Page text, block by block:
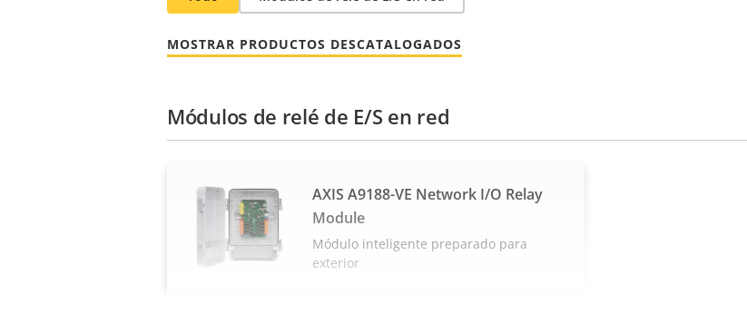
MOSTRAR PRODUCTOS DESCATALOGADOS
Módulos de relé de E/S en red
AXIS A9188-VE Network I/O Relay
Module
Módulo inteligente preparado para
exterior